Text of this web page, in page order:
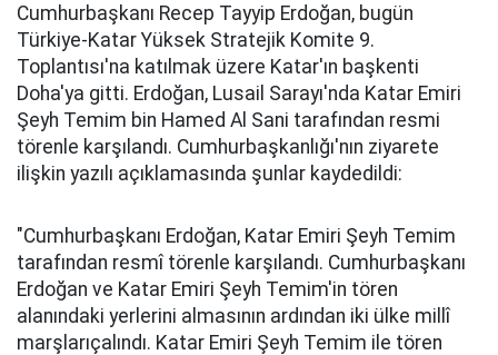
Cumhurbaşkanı Recep Tayyip Erdoğan, bugün
Türkiye-Katar Yüksek Stratejik Komite 9.
Toplantısı'na katılmak üzere Katar'ın başkenti
Doha'ya gitti. Erdoğan, Lusail Sarayı'nda Katar Emiri
Şeyh Temim bin Hamed Al Sani tarafından resmi
törenle karşılandı. Cumhurbaşkanlığı'nın ziyarete
ilişkin yazılı açıklamasında şunlar kaydedildi:
"Cumhurbaşkanı Erdoğan, Katar Emiri Şeyh Temim
tarafından resmî törenle karşılandı. Cumhurbaşkanı
Erdoğan ve Katar Emiri Şeyh Temim'in tören
alanındaki yerlerini almasının ardından iki ülke millî
marşlarıçalındı. Katar Emiri Şeyh Temim ile tören